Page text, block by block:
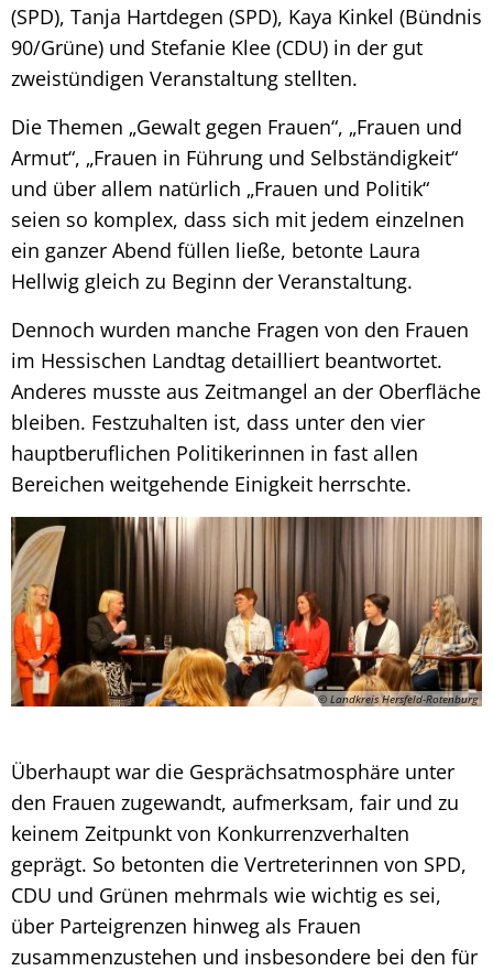
(SPD), Tanja Hartdegen (SPD), Kaya Kinkel (Bündnis
90/Grüne) und Stefanie Klee (CDU) in der gut
zweistündigen Veranstaltung stellten.
Die Themen „Gewalt gegen Frauen“, „Frauen und
Armut“, „Frauen in Führung und Selbständigkeit“
und über allem natürlich „Frauen und Politik“
seien so komplex, dass sich mit jedem einzelnen
ein ganzer Abend füllen ließe, betonte Laura
Hellwig gleich zu Beginn der Veranstaltung.
Dennoch wurden manche Fragen von den Frauen
im Hessischen Landtag detailliert beantwortet.
Anderes musste aus Zeitmangel an der Oberfläche
bleiben. Festzuhalten ist, dass unter den vier
hauptberuflichen Politikerinnen in fast allen
Bereichen weitgehende Einigkeit herrschte.
© Landkreis Hersfeld-Rotenburg
Überhaupt war die Gesprächsatmosphäre unter
den Frauen zugewandt, aufmerksam, fair und zu
keinem Zeitpunkt von Konkurrenzverhalten
geprägt. So betonten die Vertreterinnen von SPD,
CDU und Grünen mehrmals wie wichtig es sei,
über Parteigrenzen hinweg als Frauen
zusammenzustehen und insbesondere bei den für